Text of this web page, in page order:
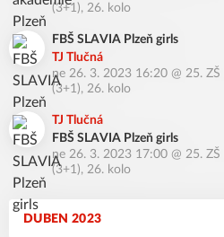
(3+1), 26. kolo
FBŠ SLAVIA Plzeň girls
TJ Tlučná
ne 26. 3. 2023 16:20 @ 25. ZŠ
(3+1), 26. kolo
TJ Tlučná
FBŠ SLAVIA Plzeň girls
ne 26. 3. 2023 17:00 @ 25. ZŠ
(3+1), 26. kolo
DUBEN 2023